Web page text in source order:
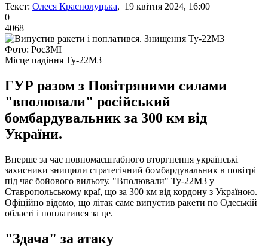
Текст: Олеся Краснолуцька, 19 квітня 2024, 16:00
0
4068
Фото: РосЗМІ
Місце падіння Ту-22МЗ
ГУР разом з Повітряними силами
"вполювали" російський
бомбардувальник за 300 км від
України.
Вперше за час повномасштабного вторгнення українські
захисники знищили стратегічний бомбардувальник в повітрі
під час бойового вильоту. "Вполювали" Ту-22М3 у
Ставропольському краї, що за 300 км від кордону з Україною.
Офіційно відомо, що літак саме випустив ракети по Одеській
області і поплатився за це.
"Здача" за атаку